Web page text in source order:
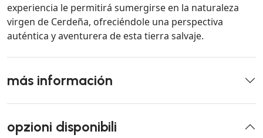
experiencia le permitirá sumergirse en la naturaleza
virgen de Cerdeña, ofreciéndole una perspectiva
auténtica y aventurera de esta tierra salvaje.
más información
opzioni disponibili